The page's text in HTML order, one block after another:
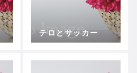
テロとサッカー